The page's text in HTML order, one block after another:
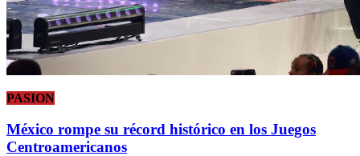
PASION
México rompe su récord histórico en los Juegos
Centroamericanos